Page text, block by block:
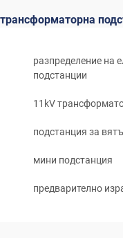
трансформаторна
разпределение на
подстанции
11kV
подстанция за
мини подстанция
предварително